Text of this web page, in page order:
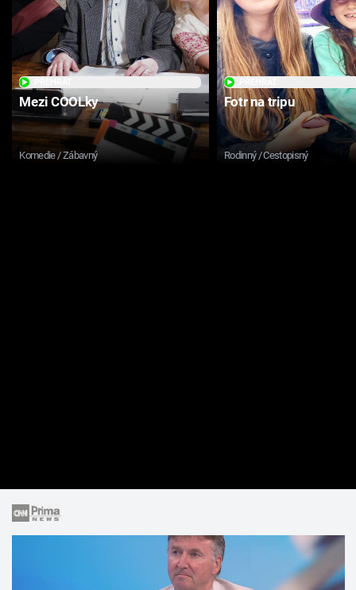
Mezi COOLky
Komedie / Zábavný
Fotr na tripu
Rodinný / Cestopisný